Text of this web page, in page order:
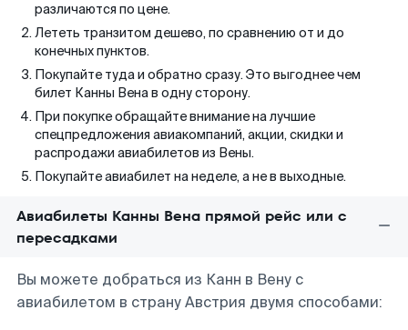
различаются по цене.
Лететь транзитом дешево, по сравнению от и до
конечных пунктов.
Покупайте туда и обратно сразу. Это выгоднее чем
билет Канны Вена в одну сторону.
При покупке обращайте внимание на лучшие
спецпредложения авиакомпаний, акции, скидки и
распродажи авиабилетов из Вены.
Покупайте авиабилет на неделе, а не в выходные.
Авиабилеты Канны Вена прямой рейс или с
пересадками
Вы можете добраться из Канн в Вену с
авиабилетом в страну Австрия двумя способами: